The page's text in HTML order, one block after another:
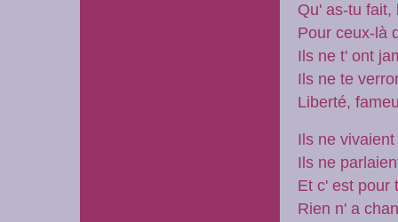
Qu' as-tu
Pour ceux-là
Ils ne t' ont
Ils ne te
Liberté,
Ils ne
Ils ne
Et c' est pour
Rien n' a